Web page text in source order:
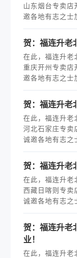
山东烟台专卖
邀各地有志之士
贺：福连升老
在此，福连升老
重庆开州专卖店
邀各地有志之士
贺：福连升老
在此，福连升老
河北石家庄专卖
诚邀各地有志之
贺：福连升老
在此，福连升老
西藏日喀则专卖
诚邀各地有志之
贺：福连升老
业！
在此，福连升老